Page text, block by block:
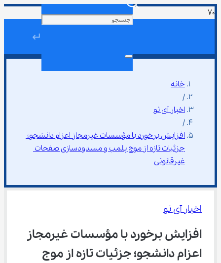
↵
خانه
/
اخبار آی نو
/
افزایش برخورد با مؤسسات غیرمجاز اعزام دانشجو؛
جزئیات تازه از موج پلمب و مسدودسازی صفحات
غیرقانونی
اخبار آی نو
افزایش برخورد با مؤسسات غیرمجاز
اعزام دانشجو؛ جزئیات تازه از موج